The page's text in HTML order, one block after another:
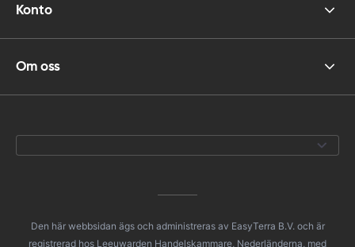
Konto
Om oss
Den här webbsidan ägs och administreras av EasyTerra B.V. och är
registrerad hos Leeuwarden Handelskammare, Nederländerna, med